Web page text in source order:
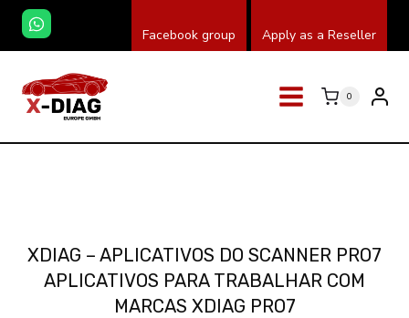
Skip
content
Facebook group Apply as a Reseller
0
XDIAG – APLICATIVOS DO SCANNER PRO7
APLICATIVOS PARA TRABALHAR COM
MARCAS XDIAG PRO7